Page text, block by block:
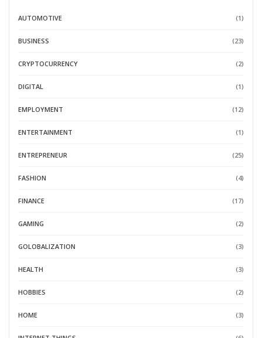
AUTOMOTIVE (1)
BUSINESS (23)
CRYPTOCURRENCY (2)
DIGITAL (1)
EMPLOYMENT (12)
ENTERTAINMENT (1)
ENTREPRENEUR (25)
FASHION (4)
FINANCE (17)
GAMING (2)
GOLOBALIZATION (3)
HEALTH (3)
HOBBIES (2)
HOME (3)